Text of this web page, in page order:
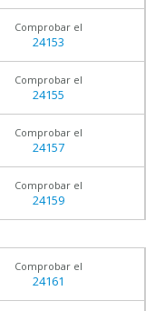
Comprobar el
24153
Comprobar el
24155
Comprobar el
24157
Comprobar el
24159
Comprobar el
24161